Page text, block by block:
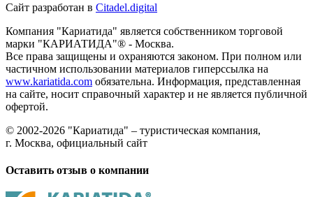
Сайт разработан в Citadel.digital
Компания "Кариатида" является собственником торговой
марки "КАРИАТИДА"® - Москва.
Все права защищены и охраняются законом. При полном или
частичном использовании материалов гиперссылка на
www.kariatida.com обязательна. Информация, представленная
на сайте, носит справочный характер и не является публичной
офертой.
© 2002-2026 "Кариатида" – туристическая компания,
г. Москва, официальный сайт
Оставить отзыв о компании